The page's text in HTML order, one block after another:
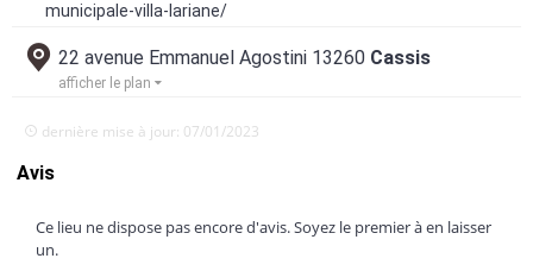
municipale-villa-lariane/
22 avenue Emmanuel Agostini 13260 Cassis
afficher le plan
dernière mise à jour: 07/01/2023
Avis
Ce lieu ne dispose pas encore d'avis. Soyez le premier à en laisser
un.